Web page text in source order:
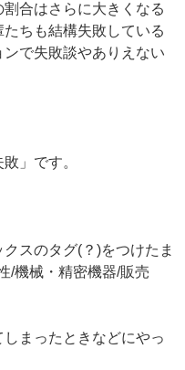
合はさらに大きくなる
ちも結構失敗している
で失敗談やありえない
」です。
スのタグ(？)をつけたま
/機械・精密機器/販売
まったときなどにやっ